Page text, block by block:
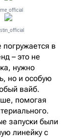
в
– это не
нужно
но и особую
вайб.
помогая
запуски были
линейку с